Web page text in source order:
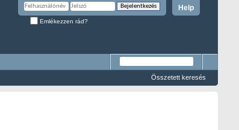
Help
Emlékezzen rád?
Összetett keresés